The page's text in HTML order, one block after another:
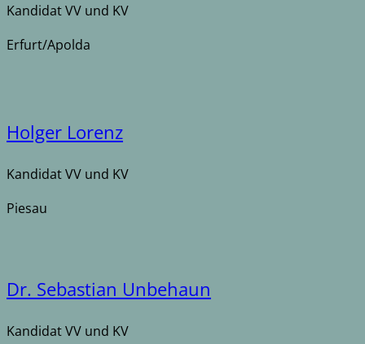
Kandidat VV und KV
Erfurt/Apolda
Holger Lorenz
Kandidat VV und KV
Piesau
Dr. Sebastian Unbehaun
Kandidat VV und KV